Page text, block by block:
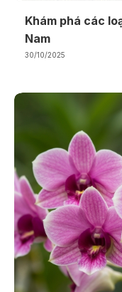
Khám phá các
Nam
30/10/2025